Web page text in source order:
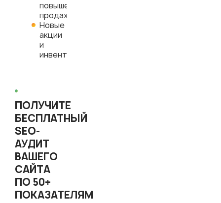
повышение
продаж
Новые
акции
и
инвенты
ПОЛУЧИТЕ
БЕСПЛАТНЫЙ
SEO-
АУДИТ
ВАШЕГО
САЙТА
ПО 50+
ПОКАЗАТЕЛЯМ